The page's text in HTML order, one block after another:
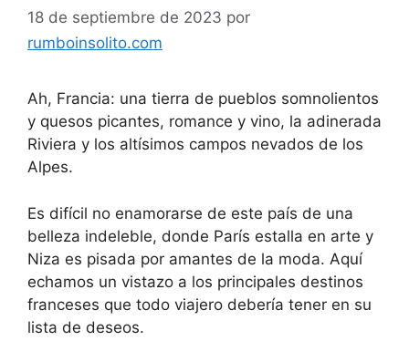
18 de septiembre de 2023 por
rumboinsolito.com
Ah, Francia: una tierra de pueblos somnolientos
y quesos picantes, romance y vino, la adinerada
Riviera y los altísimos campos nevados de los
Alpes.
Es difícil no enamorarse de este país de una
belleza indeleble, donde París estalla en arte y
Niza es pisada por amantes de la moda. Aquí
echamos un vistazo a los principales destinos
franceses que todo viajero debería tener en su
lista de deseos.